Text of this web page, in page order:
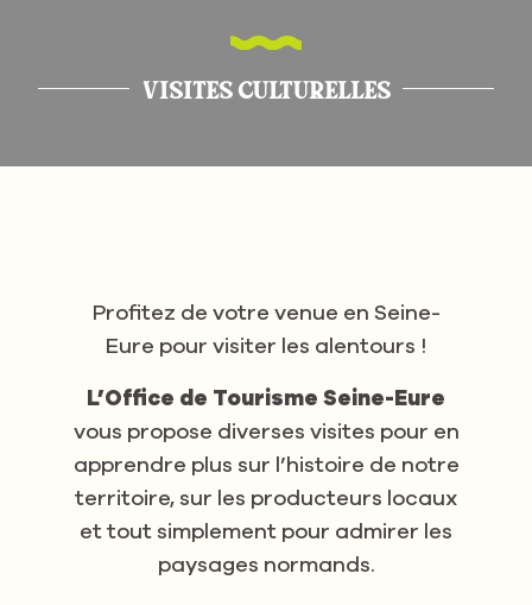
VISITES CULTURELLES
Profitez de votre venue en Seine-
Eure pour visiter les alentours !
L’Office de Tourisme Seine-Eure
vous propose diverses visites pour en
apprendre plus sur l’histoire de notre
territoire, sur les producteurs locaux
et tout simplement pour admirer les
paysages normands.